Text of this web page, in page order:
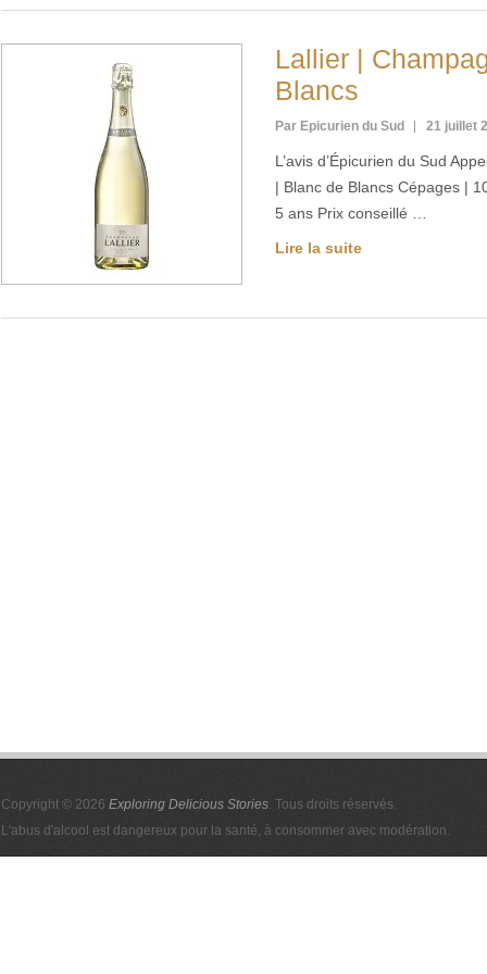
Lallier |
Blancs
Par Epicurien du Sud 21 juillet
L’avis d’Épicurien du Sud
| Blanc de Blancs Cépages |
5 ans Prix conseillé …
Lire la suite
Copyright © 2026 Exploring Delicious Stories. Tous droits réservés.
L'abus d'alcool est dangereux pour la santé, à consommer avec modération.